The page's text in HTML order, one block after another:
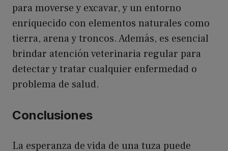
para moverse y excavar, y un entorno
enriquecido con elementos naturales como
tierra, arena y troncos. Además, es esencial
brindar atención veterinaria regular para
detectar y tratar cualquier enfermedad o
problema de salud.
Conclusiones
La esperanza de vida de una tuza puede